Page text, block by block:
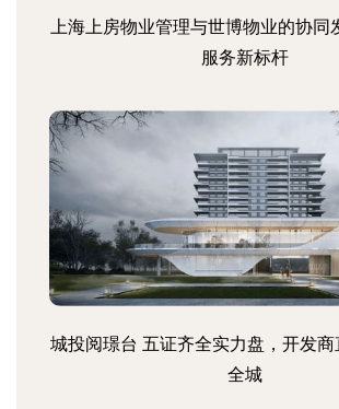
上海上房物业管理与世博物业的协同
服务新标杆
城投阅璟台 五证齐全实力盘，开发
全城